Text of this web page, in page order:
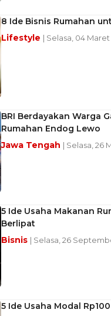
8 Ide Bisnis Rumahan
Lifestyle | Selasa, 04 Maret
BRI Berdayakan Warga
Rumahan Endog Lewo
Jawa Tengah | Selasa, 26
5 Ide Usaha Makanan
Berlipat
Bisnis | Selasa, 26
5 Ide Usaha Modal